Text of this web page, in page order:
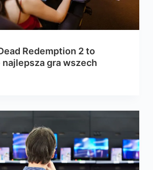
Redemption 2 to
gra wszech